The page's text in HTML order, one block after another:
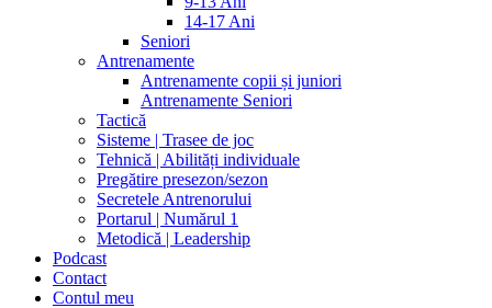
14-17 Ani
Seniori
Antrenamente
Antrenamente copii și juniori
Antrenamente Seniori
Tactică
Sisteme | Trasee de joc
Tehnică | Abilități individuale
Pregătire presezon/sezon
Secretele Antrenorului
Portarul | Numărul 1
Metodică | Leadership
Podcast
Contact
Contul meu